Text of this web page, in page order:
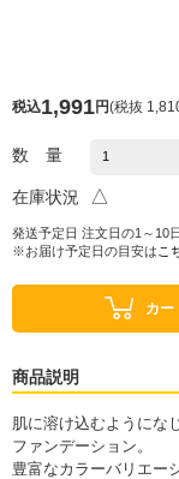
税込1,991円(税抜
数 量
在庫状況 △
発送予定日 注文日の1～10
※お届け予定日の目安は こ
カー
商品説明
肌に溶け込むようにな
ファンデーション。
豊富なカラーバリエー